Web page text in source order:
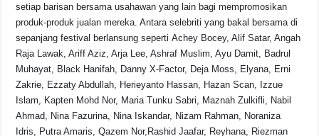
setiap barisan bersama usahawan yang lain bagi mempromosikan
produk-produk jualan mereka. Antara selebriti yang bakal bersama di
sepanjang festival berlansung seperti Achey Bocey, Alif Satar, Angah
Raja Lawak, Ariff Aziz, Arja Lee, Ashraf Muslim, Ayu Damit, Badrul
Muhayat, Black Hanifah, Danny X-Factor, Deja Moss, Elyana, Erni
Zakrie, Ezzaty Abdullah, Herieyanto Hassan, Hazan Scan, Izzue
Islam, Kapten Mohd Nor, Maria Tunku Sabri, Maznah Zulkifli, Nabil
Ahmad, Nina Fazurina, Nina Iskandar, Nizam Rahman, Noraniza
Idris, Putra Amaris, Qazem Nor,Rashid Jaafar, Reyhana, Riezman